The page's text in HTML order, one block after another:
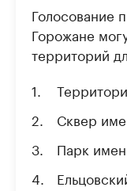
Голосование
Горожане
территорий
Сквер
Парк